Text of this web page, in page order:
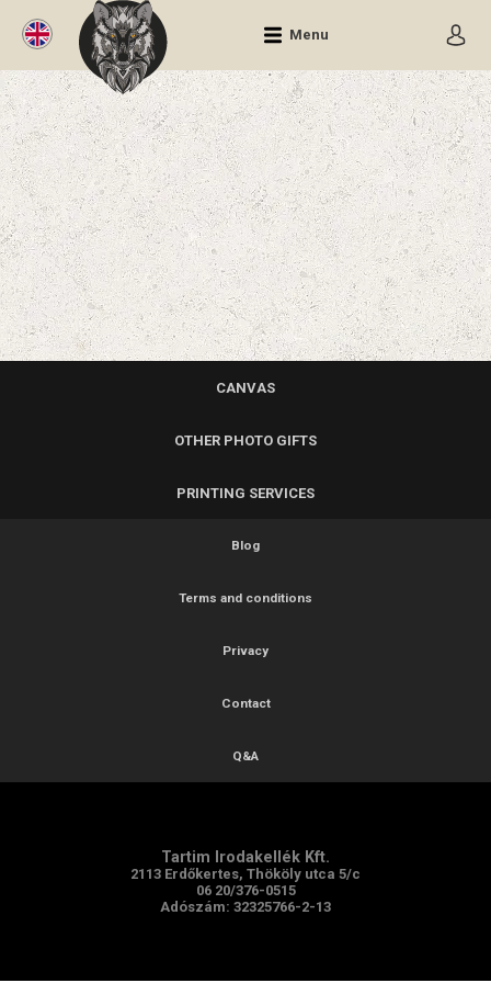
Menu
CANVAS
OTHER PHOTO GIFTS
PRINTING SERVICES
Blog
Terms and conditions
Privacy
Contact
Q&A
Tartim Irodakellék Kft.
2113 Erdőkertes, Thököly utca 5/c
06 20/376-0515
Adószám: 32325766-2-13